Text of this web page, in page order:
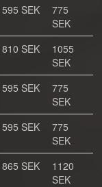
595 SEK
775
SEK
810 SEK
1055
SEK
595 SEK
775
SEK
595 SEK
775
SEK
865 SEK
1120
SEK